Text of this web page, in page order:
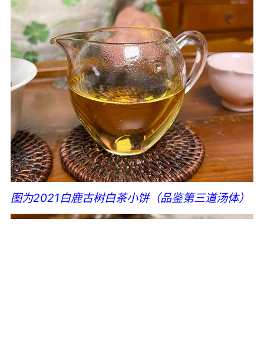
图为2021白鹿古树白茶小饼（品鉴第三道汤体）